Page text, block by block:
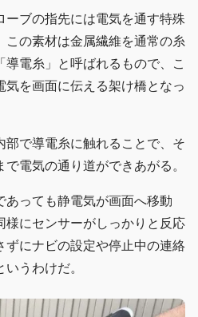
ーブの指先には電気を通す特殊
この素材は金属繊維を通常の糸
電糸」と呼ばれるもので、こ
気を画面に伝える架け橋となっ
部で導電糸に触れることで、そ
電気の通り道ができあがる。
あっても静電気が画面へ移動
様にセンサーがしっかりと反応
ずにナビの設定や停止中の連絡
うわけだ。